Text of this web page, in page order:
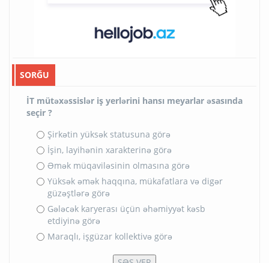
SORĞU
İT mütəxəssislər iş yerlərini hansı meyarlar əsasında
seçir ?
Şirkətin yüksək statusuna görə
İşin, layihənin xarakterinə görə
Əmək müqaviləsinin olmasına görə
Yüksək əmək haqqına, mükafatlara və digər
güzəştlərə görə
Gələcək karyerası üçün əhəmiyyət kəsb
etdiyinə görə
Maraqlı, işgüzar kollektivə görə